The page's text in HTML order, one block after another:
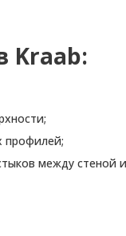
Kraab:
профилей;
между стеной